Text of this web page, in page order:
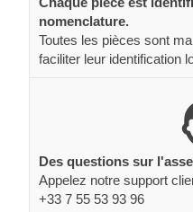
nomenclature.
Toutes les pièces sont
faciliter leur identification
Des questions sur
Appelez notre support
+33 7 55 53 93 96